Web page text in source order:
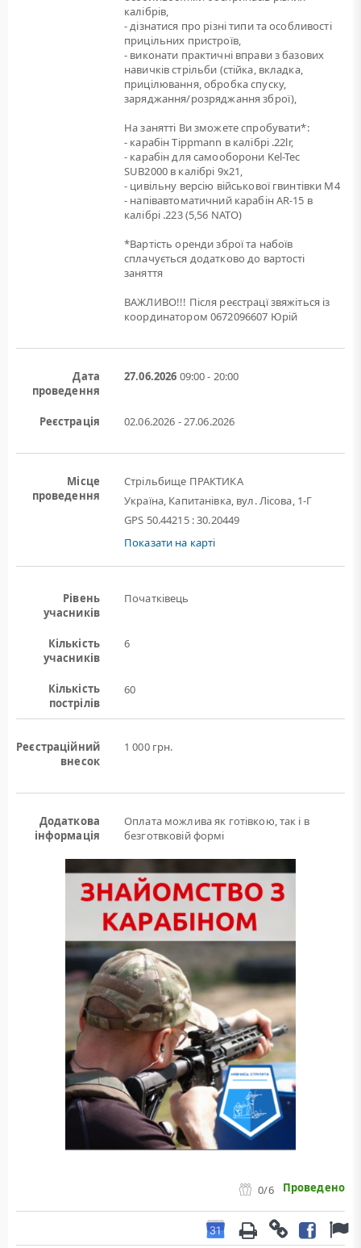
калібрів,
- дізнатися про різні типи та особливості
прицільних пристроїв,
- виконати практичні вправи з базових
навичків стрільби (стійка, вкладка,
прицілювання, обробка спуску,
заряджання/розряджання зброї),
На занятті Ви зможете спробувати*:
- карабін Tippmann в калібрі .22lr,
- карабін для самооборони Kel-Tec
SUB2000 в калібрі 9х21,
- цивільну версію військової гвинтівки M4
- напівавтоматичний карабін AR-15 в
калібрі .223 (5,56 NATO)
*Вартість оренди зброї та набоїв
сплачується додатково до вартості
заняття
ВАЖЛИВО!!! Після реєстрацї звяжіться із
координатором 0672096607 Юрій
Дата
проведення
27.06.2026 09:00 - 20:00
Реєстрація 02.06.2026 - 27.06.2026
Місце
проведення
Стрільбище ПРАКТИКА
Україна, Капитанівка, вул. Лісова, 1-Г
GPS 50.44215 : 30.20449
Показати на карті
Рівень
учасників
Початківець
Кількість
учасників
6
Кількість
пострілів
60
Реєстраційний
внесок
1 000 грн.
Додаткова
інформація
Оплата можлива як готівкою, так і в
безготвковій формі
0/6 Проведено